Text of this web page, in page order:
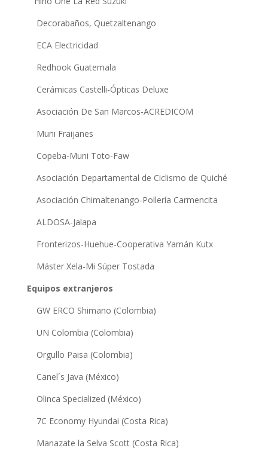
Decorabaños, Quetzaltenango
ECA Electricidad
Redhook Guatemala
Cerámicas Castelli-Ópticas Deluxe
Asociación De San Marcos-ACREDICOM
Muni Fraijanes
Copeba-Muni Toto-Faw
Asociación Departamental de Ciclismo de Quiché
Asociación Chimaltenango-Pollería Carmencita
ALDOSA-Jalapa
Fronterizos-Huehue-Cooperativa Yamán Kutx
Máster Xela-Mi Súper Tostada
Equipos extranjeros
GW ERCO Shimano (Colombia)
UN Colombia (Colombia)
Orgullo Paisa (Colombia)
Canel´s Java (México)
Olinca Specialized (México)
7C Economy Hyundai (Costa Rica)
Manazate la Selva Scott (Costa Rica)